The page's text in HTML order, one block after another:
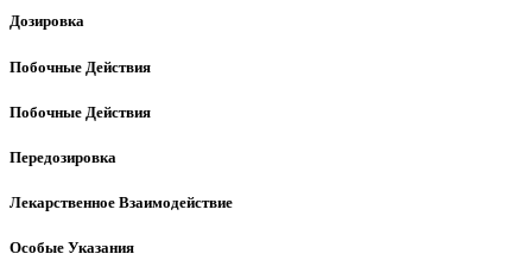
Дозировка
Побочные Действия
Побочные Действия
Передозировка
Лекарственное Взаимодействие
Особые Указания